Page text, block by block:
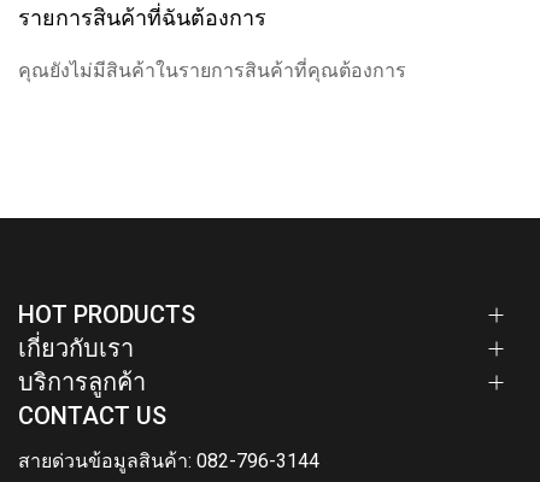
รายการสินค้าที่ฉันต้องการ
คุณยังไม่มีสินค้าในรายการสินค้าที่คุณต้องการ
HOT PRODUCTS
เกี่ยวกับเรา
บริการลูกค้า
CONTACT US
สายด่วนข้อมูลสินค้า: 082-796-3144